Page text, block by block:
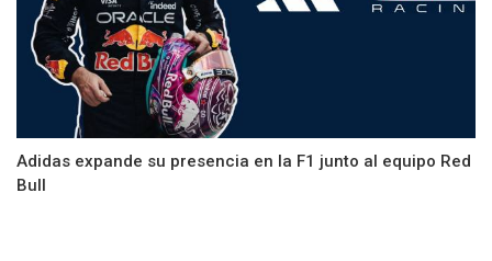
Adidas expande su presencia en la F1 junto al equipo Red
Bull